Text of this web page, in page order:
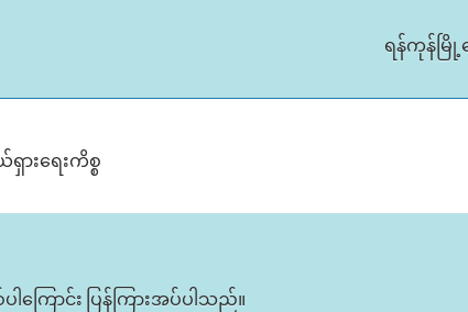
ရန်ကုန်မြို့
ားရေးကိစ္စ
ကြောင်း ပြန်ကြားအပ်ပါသည်။